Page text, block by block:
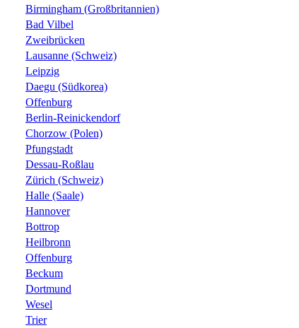
Birmingham (Großbritannien)
Bad Vilbel
Zweibrücken
Lausanne (Schweiz)
Leipzig
Daegu (Südkorea)
Offenburg
Berlin-Reinickendorf
Chorzow (Polen)
Pfungstadt
Dessau-Roßlau
Zürich (Schweiz)
Halle (Saale)
Hannover
Bottrop
Heilbronn
Offenburg
Beckum
Dortmund
Wesel
Trier